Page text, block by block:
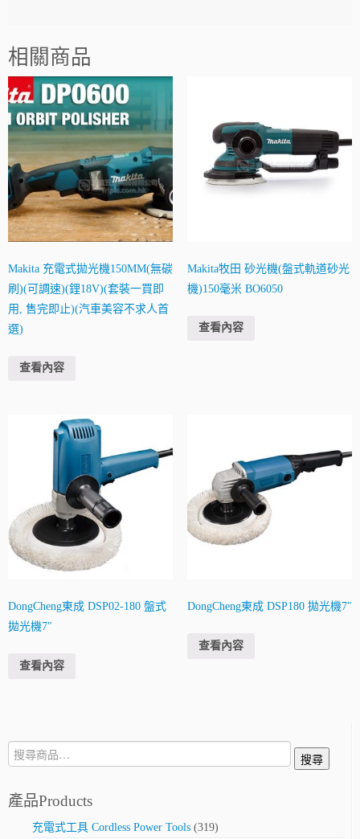
相關商品
Makita 充電式拋光機150MM(無碳
刷)(可調速)(鋰18V)(套裝一買即
用, 售完即止)(汽車美容不求人首
選)
查看內容
Makita牧田 砂光機(盤式軌道砂光
機)150毫米 BO6050
查看內容
DongCheng東成 DSP02-180 盤式
拋光機7″
查看內容
DongCheng東成 DSP180 拋光機7″
查看內容
搜
尋:
搜尋
產品Products
充電式工具 Cordless Power Tools (319)